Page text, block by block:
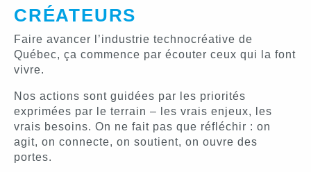
CRÉATEURS
Faire avancer l’industrie technocréative de
Québec, ça commence par écouter ceux qui la font
vivre.
Nos actions sont guidées par les priorités
exprimées par le terrain – les vrais enjeux, les
vrais besoins. On ne fait pas que réfléchir : on
agit, on connecte, on soutient, on ouvre des
portes.